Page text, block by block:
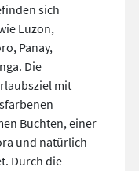
sich
Luzon,
Panay,
Die
mit
Buchten, einer
und natürlich
Durch die